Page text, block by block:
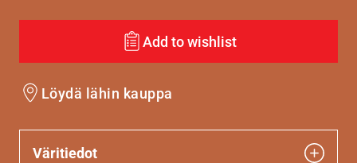
Add to wishlist
Löydä lähin kauppa
Väritiedot